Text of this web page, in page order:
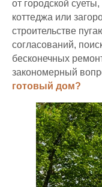
от городской
коттеджа или
строительстве
согласований,
бесконечных
закономерный
готовый дом?